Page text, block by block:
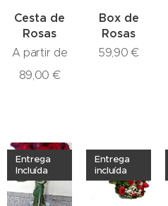
Cesta de
Rosas
A partir de
89,00 €
Box de
Rosas
59,90 €
Entrega
Incluída
Entrega
incluída